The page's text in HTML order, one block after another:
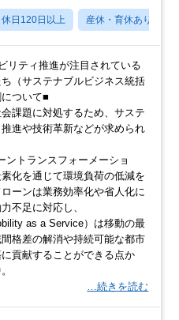
休日120日以上 産休・育休あり
リティ推進が注目されている
（サステナブルビジネス統括
ついて■
課題に対処するため、サステ
進や技術革新などが求められ
ントランスフォーメーショ
化を通じて環境負荷の低減を
ーンは業務効率化や省人化に
不足に対応し、
as a Service）は移動の最
格差の解消や持続可能な都市
貢献することができる点か
…続きを読む